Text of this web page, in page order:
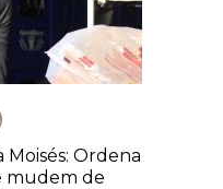
Moisés: Ordena
mudem de